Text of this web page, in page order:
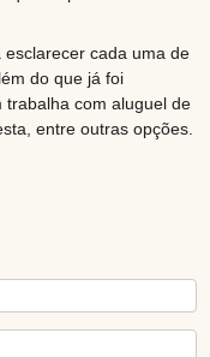
cada uma de
do que já foi
com aluguel de
entre outras opções.